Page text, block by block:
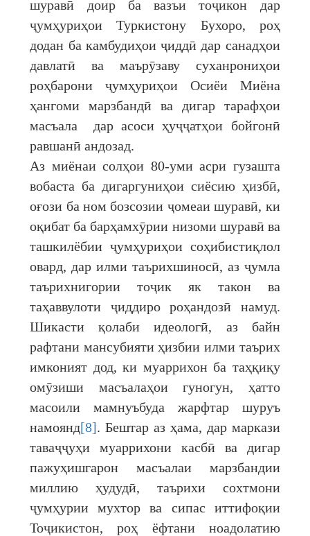
шуравӣ доир ба вазъи тоҷикон дар
ҷумҳуриҳои Туркистону Бухоро, роҳ
додан ба камбудиҳои ҷиддӣ дар санадҳои
давлатӣ ва маърӯзаву суханрониҳои
роҳбарони ҷумҳуриҳои Осиёи Миёна
ҳангоми марзбандӣ ва дигар тарафҳои
масъала дар асоси ҳуҷҷатҳои бойгонӣ
равшанӣ андозад.
Аз миёнаи солҳои 80-уми асри гузашта
вобаста ба дигаргуниҳои сиёсию ҳизбӣ,
оғози ба ном бозсозии ҷомеаи шуравӣ, ки
оқибат ба барҳамхӯрии низоми шуравӣ ва
ташкилёбии ҷумҳуриҳои соҳибистиқлол
овард, дар илми таърихшиносӣ, аз ҷумла
таърихнигории тоҷик як такон ва
таҳаввулоти ҷиддиро роҳандозӣ намуд.
Шикасти қолаби идеологӣ, аз байн
рафтани мансубияти ҳизбии илми таърих
имконият дод, ки муаррихон ба таҳқиқу
омӯзиши масъалаҳои гуногун, ҳатто
масоили мамнуъбуда жарфтар шуруъ
намоянд[8]. Бештар аз ҳама, дар маркази
таваҷҷуҳи муаррихони касбӣ ва дигар
пажуҳишгарон масъалаи марзбандии
миллию ҳудудӣ, таърихи сохтмони
ҷумҳурии мухтор ва сипас иттифоқии
Тоҷикистон, роҳ ёфтани ноадолатию